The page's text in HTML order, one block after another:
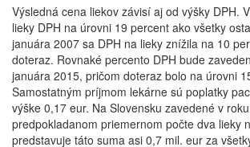
Výsledná cena liekov závisí aj od výšky DPH.
lieky DPH na úrovni 19 percent ako všetky
januára 2007 sa DPH na lieky znížila na 10
doteraz. Rovnaké percento DPH bude
januára 2015, pričom doteraz bolo na úrovni
Samostatným príjmom lekárne sú poplatky
výške 0,17 eur. Na Slovensku zavedené v
predpokladanom priemernom počte dva lieky
predstavuje táto suma asi 0,7 mil. eur za